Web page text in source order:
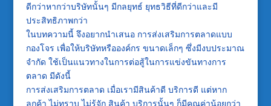
ดีกว่าหากว่าบริษัทนั้นๆ มีกลยุทธ์ ยุทธวิธีที่ดีกว่าและมี
ประสิทธิภาพกว่า
ในบทความนี้ จึงอยากนำเสนอ การส่งเสริมการตลาดแบบ
กองโจร เพื่อให้บริษัทหรือองค์กร ขนาดเล็กๆ ซึ่งมีงบประมาณ
จำกัด ใช้เป็นแนวทางในการต่อสู้ในการแข่งขันทางการ
ตลาด มีดังนี้
การส่งเสริมการตลาด เมื่อเรามีสินค้าดี บริการดี แต่หาก
ลูกค้า ไม่ทราบ ไม่รู้จัก สินค้า บริการนั้นๆ ก็มีคุณค่าน้อยกว่า